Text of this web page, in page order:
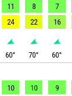
11 8 7
24 22 16
60° 70° 60°
10 10 9